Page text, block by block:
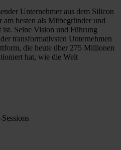
Unternehmer aus dem Silicon
besten als Mitbegründer und
Seine Vision und Führung
transformativsten Unternehmen
die heute über 275 Millionen
hat, wie die Welt